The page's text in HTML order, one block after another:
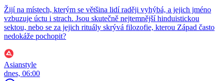
Žijí na místech, kterým se většina lidí raději vyhýbá, a jejich jméno
vzbuzuje úctu i strach. Jsou skutečně nejtemnější hinduistickou
sektou, nebo se za jejich rituály skrývá filozofie, kterou Západ často
nedokáže pochopit?
Asianstyle
dnes, 06:00